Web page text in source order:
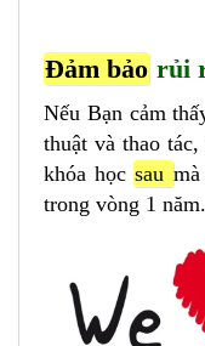
Đảm bảo rủi
Nếu Bạn cảm
thuật và thao
khóa học sau
trong vòng 1 năm.